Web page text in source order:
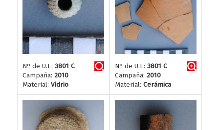
Nº de U.E: 3801 C
Campaña: 2010
Material: Vidrio
Nº de U.E: 3801 C
Campaña: 2010
Material: Cerámica